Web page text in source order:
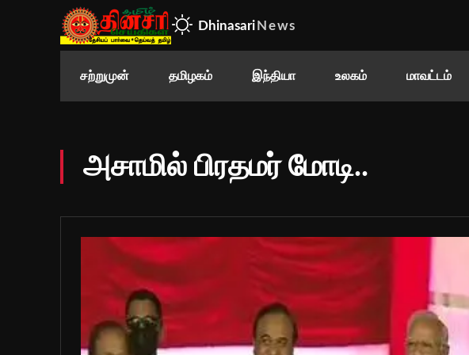
Dhinasari News
சற்றுமுன் தமிழகம் இந்தியா உலகம் மாவட்டம்
அசாமில் பிரதமர் மோடி..